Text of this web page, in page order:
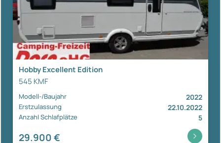
Hobby Excellent Edition
545 KMF
Modell-/Baujahr 2022
Erstzulassung 22.10.2022
Anzahl Schlafplätze 5
29.900 €